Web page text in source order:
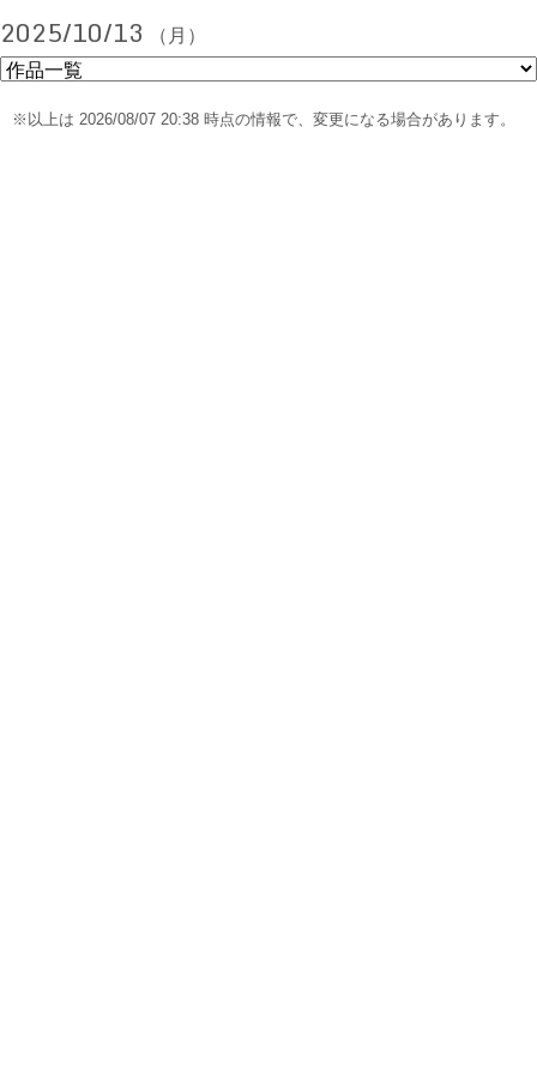
2025/10/13 （月）
※以上は 2026/08/07 20:38 時点の情報で、変更になる場合があります。